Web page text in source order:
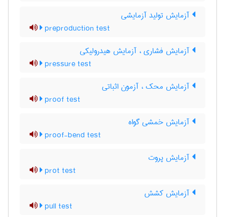
آزمایش تولید آزمایشی
preproduction test
آزمایش فشاری ، آزمایش هیدرولیکی
pressure test
آزمایش محک ، آزمون اثباتی
proof test
آزمایش خمشی گواه
proof-bend test
آزمایش پروت
prot test
آزمایش کشش
pull test